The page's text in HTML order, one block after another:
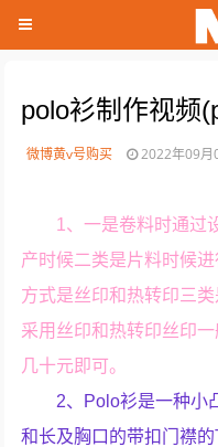
polo衫制作视频
微博黄v号购买 2022年09月
1、一是卷料时通过
产时候二类是片料时候
方式是丝印和热转印三
采用丝印和热转印丝印
几十元即可。
2、Polo衫是一种小
和长及胸口的带扣门襟